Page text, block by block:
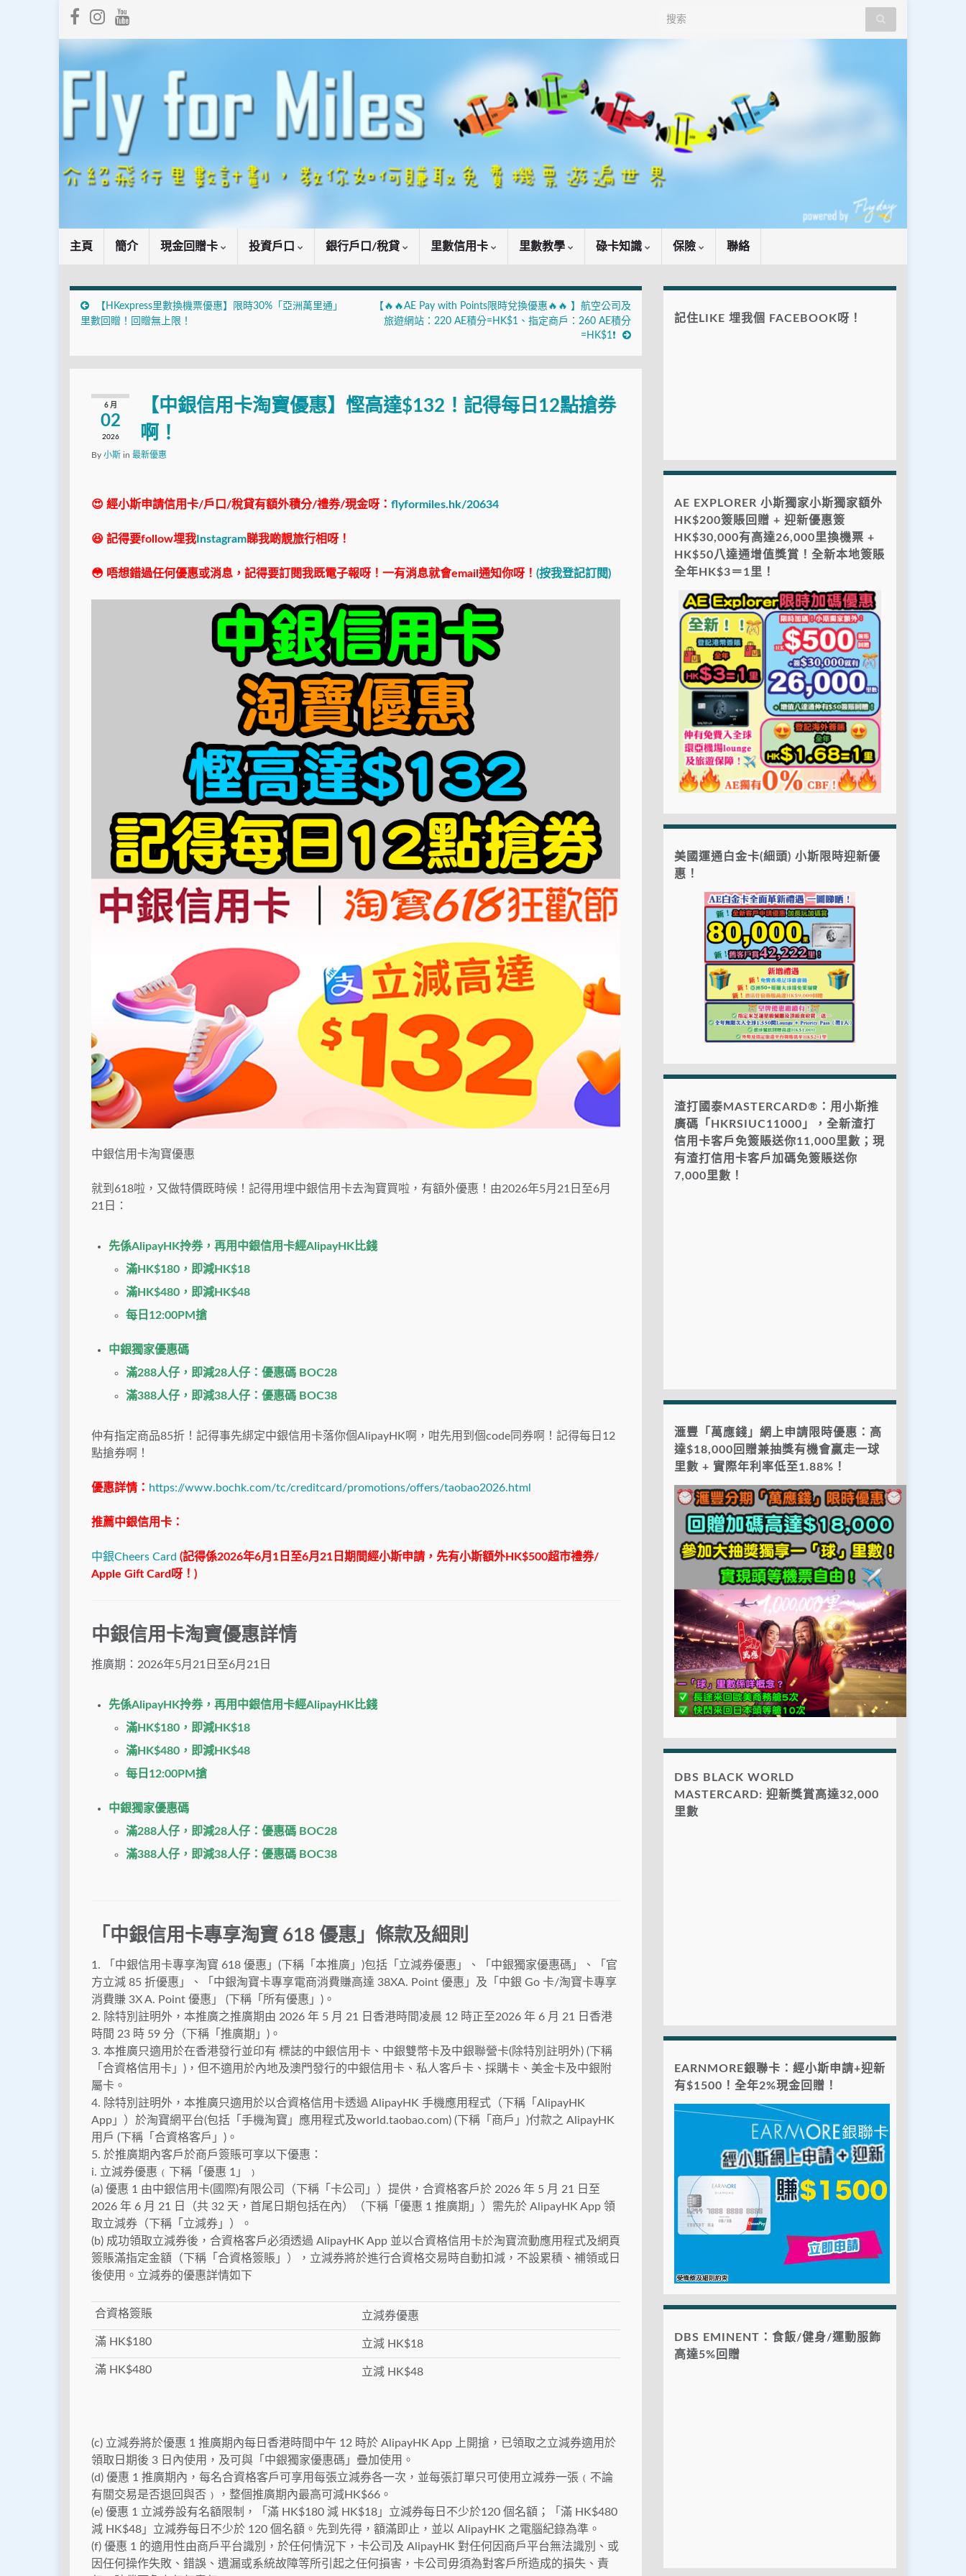
Search for:
主頁 簡介 現金回贈卡 投資戶口 銀行戶口/稅貸 里數信用卡 里數教學 碌卡知識 保險 聯絡
【HKexpress里數換機票優惠】限時30%「亞洲萬里通」
里數回贈！回贈無上限！
【🔥🔥AE Pay with Points限時兌換優惠🔥🔥 】航空公司及
旅遊網站：220 AE積分=HK$1、指定商戶：260 AE積分
=HK$1❗
6 月
02
2026
【中銀信用卡淘寶優惠】慳高達$132！記得每日12點搶券
啊！
By 小斯 in 最新優惠
😍 經小斯申請信用卡/戶口/稅貸有額外積分/禮券/現金呀： flyformiles.hk/20634
😆 記得要follow埋我 Instagram睇我啲靚旅行相呀！
😳 唔想錯過任何優惠或消息，記得要訂閱我既電子報呀！一有消息就會email通知你呀！ (按我登記訂閱)
中銀信用卡淘寶優惠
就到618啦，又做特價既時候！記得用埋中銀信用卡去淘寶買啦，有額外優惠！由2026年5月21日至6月
21日：
先係AlipayHK拎券，再用中銀信用卡經AlipayHK比錢
滿HK$180，即減HK$18
滿HK$480，即減HK$48
每日12:00PM搶
中銀獨家優惠碼
滿288人仔，即減28人仔：優惠碼 BOC28
滿388人仔，即減38人仔：優惠碼 BOC38
仲有指定商品85折！記得事先綁定中銀信用卡落你個AlipayHK啊，咁先用到個code同券啊！記得每日12
點搶券啊！
優惠詳情： https://www.bochk.com/tc/creditcard/promotions/offers/taobao2026.html
推薦中銀信用卡：
中銀Cheers Card (記得係2026年6月1日至6月21日期間經小斯申請，先有小斯額外HK$500超市禮券/
Apple Gift Card呀！)
中銀信用卡淘寶優惠詳情
推廣期：2026年5月21日至6月21日
先係AlipayHK拎券，再用中銀信用卡經AlipayHK比錢
滿HK$180，即減HK$18
滿HK$480，即減HK$48
每日12:00PM搶
中銀獨家優惠碼
滿288人仔，即減28人仔：優惠碼 BOC28
滿388人仔，即減38人仔：優惠碼 BOC38
「中銀信用卡專享淘寶 618 優惠」條款及細則
1. 「中銀信用卡專享淘寶 618 優惠」(下稱「本推廣」)包括「立減券優惠」、「中銀獨家優惠碼」、「官
方立減 85 折優惠」、「中銀淘寶卡專享電商消費賺高達 38XA. Point 優惠」及「中銀 Go 卡/淘寶卡專享
消費賺 3X A. Point 優惠」 (下稱「所有優惠」)。
2. 除特別註明外，本推廣之推廣期由 2026 年 5 月 21 日香港時間凌晨 12 時正至2026 年 6 月 21 日香港
時間 23 時 59 分（下稱「推廣期」)。
3. 本推廣只適用於在香港發行並印有 標誌的中銀信用卡、中銀雙幣卡及中銀聯營卡(除特別註明外) (下稱
「合資格信用卡」)，但不適用於內地及澳門發行的中銀信用卡、私人客戶卡、採購卡、美金卡及中銀附
屬卡。
4. 除特別註明外，本推廣只適用於以合資格信用卡透過 AlipayHK 手機應用程式（下稱「AlipayHK
App」）於淘寶網平台(包括「手機淘寶」應用程式及world.taobao.com) (下稱「商戶」)付款之 AlipayHK
用戶 (下稱「合資格客戶」)。
5. 於推廣期內客戶於商戶簽賬可享以下優惠：
i. 立減券優惠﹙下稱「優惠 1」﹚
(a) 優惠 1 由中銀信用卡(國際)有限公司（下稱「卡公司」）提供，合資格客戶於 2026 年 5 月 21 日至
2026 年 6 月 21 日（共 32 天，首尾日期包括在內）（下稱「優惠 1 推廣期」）需先於 AlipayHK App 領
取立減券（下稱「立減券」）。
(b) 成功領取立減券後，合資格客戶必須透過 AlipayHK App 並以合資格信用卡於淘寶流動應用程式及網頁
簽賬滿指定金額（下稱「合資格簽賬」），立減券將於進行合資格交易時自動扣減，不設累積、補領或日
後使用。立減券的優惠詳情如下
合資格簽賬 立減券優惠
滿 HK$180 立減 HK$18
滿 HK$480 立減 HK$48
(c) 立減券將於優惠 1 推廣期內每日香港時間中午 12 時於 AlipayHK App 上開搶，已領取之立減券適用於
領取日期後 3 日內使用，及可與「中銀獨家優惠碼」疊加使用。
(d) 優惠 1 推廣期內，每名合資格客戶可享用每張立減券各一次，並每張訂單只可使用立減券一張﹙不論
有關交易是否退回與否﹚，整個推廣期內最高可減HK$66。
(e) 優惠 1 立減券設有名額限制，「滿 HK$180 減 HK$18」立減券每日不少於120 個名額；「滿 HK$480
減 HK$48」立減券每日不少於 120 個名額。先到先得，額滿即止，並以 AlipayHK 之電腦紀錄為準。
(f) 優惠 1 的適用性由商戶平台識別，於任何情況下，卡公司及 AlipayHK 對任何因商戶平台無法識別、或
因任何操作失敗、錯誤、遺漏或系統故障等所引起之任何損害，卡公司毋須為對客戶所造成的損失、責
記住LIKE 埋我個 FACEBOOK呀！
AE EXPLORER 小斯獨家小斯獨家額外
HK$200簽賬回贈 + 迎新優惠簽
HK$30,000有高達26,000里換機票 +
HK$50八達通增值獎賞！全新本地簽賬
全年HK$3＝1里！
美國運通白金卡(細頭) 小斯限時迎新優
惠！
渣打國泰MASTERCARD®：用小斯推
廣碼「HKRSIUC11000」，全新渣打
信用卡客戶免簽賬送你11,000里數；現
有渣打信用卡客戶加碼免簽賬送你
7,000里數！
滙豐「萬應錢」網上申請限時優惠：高
達$18,000回贈兼抽獎有機會贏走一球
里數 + 實際年利率低至1.88%！
DBS BLACK WORLD
MASTERCARD: 迎新獎賞高達32,000
里數
EARNMORE銀聯卡：經小斯申請+迎新
有$1500！全年2%現金回贈！
DBS EMINENT：食飯/健身/運動服飾
高達5%回贈